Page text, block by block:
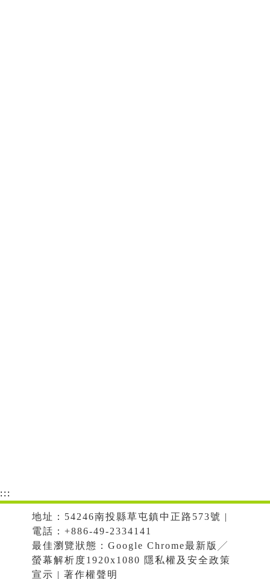
:::
地址：54246南投縣草屯鎮中正路573號 |
電話：+886-49-2334141
最佳瀏覽狀態：Google Chrome最新版╱
螢幕解析度1920x1080 隱私權及安全政策
宣示 | 著作權聲明